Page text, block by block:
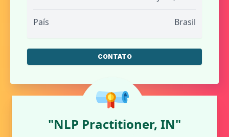
País Brasil
CONTATO
"NLP Practitioner, IN"